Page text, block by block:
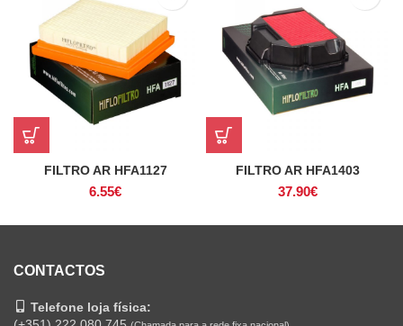
FILTRO AR HFA1127
6.55€
FILTRO AR HFA1403
37.90€
CONTACTOS
Telefone loja física: